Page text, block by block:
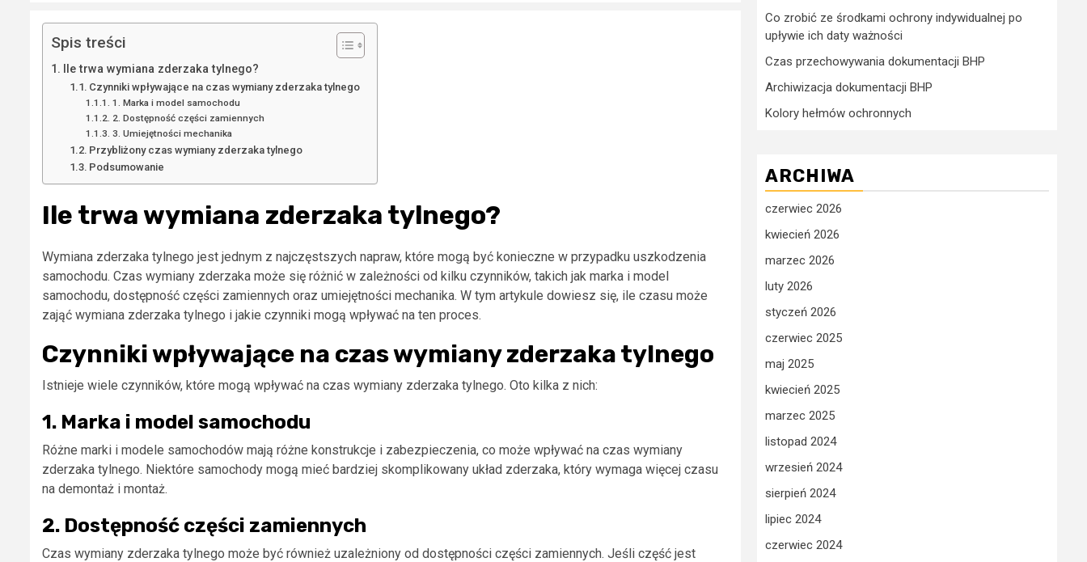
Spis treści
Ile trwa wymiana zderzaka tylnego?
Czynniki wpływające na czas wymiany zderzaka tylnego
1. Marka i model samochodu
2. Dostępność części zamiennych
3. Umiejętności mechanika
Przybliżony czas wymiany zderzaka tylnego
Podsumowanie
Ile trwa wymiana zderzaka tylnego?
Wymiana zderzaka tylnego jest jednym z najczęstszych napraw, które mogą być konieczne w przypadku uszkodzenia
samochodu. Czas wymiany zderzaka może się różnić w zależności od kilku czynników, takich jak marka i model
samochodu, dostępność części zamiennych oraz umiejętności mechanika. W tym artykule dowiesz się, ile czasu może
zająć wymiana zderzaka tylnego i jakie czynniki mogą wpływać na ten proces.
Czynniki wpływające na czas wymiany zderzaka tylnego
Istnieje wiele czynników, które mogą wpływać na czas wymiany zderzaka tylnego. Oto kilka z nich:
1. Marka i model samochodu
Różne marki i modele samochodów mają różne konstrukcje i zabezpieczenia, co może wpływać na czas wymiany
zderzaka tylnego. Niektóre samochody mogą mieć bardziej skomplikowany układ zderzaka, który wymaga więcej czasu
na demontaż i montaż.
2. Dostępność części zamiennych
Czas wymiany zderzaka tylnego może być również uzależniony od dostępności części zamiennych. Jeśli część jest
Co zrobić ze środkami ochrony indywidualnej po
upływie ich daty ważności
Czas przechowywania dokumentacji BHP
Archiwizacja dokumentacji BHP
Kolory hełmów ochronnych
ARCHIWA
czerwiec 2026
kwiecień 2026
marzec 2026
luty 2026
styczeń 2026
czerwiec 2025
maj 2025
kwiecień 2025
marzec 2025
listopad 2024
wrzesień 2024
sierpień 2024
lipiec 2024
czerwiec 2024